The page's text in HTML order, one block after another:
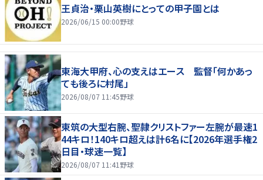
王貞治・栗山英樹にとっての甲子園とは
2026/06/15 00:00野球
東海大甲府、心の支えはエース 監督「何かあっ
ても後ろに村尾」
2026/08/07 11:45野球
東筑の大型右腕、聖隷クリストファー左腕が最速1
44キロ！140キロ超えは計6名に【2026年選手権2
日目・球速一覧】
2026/08/07 11:41 野球